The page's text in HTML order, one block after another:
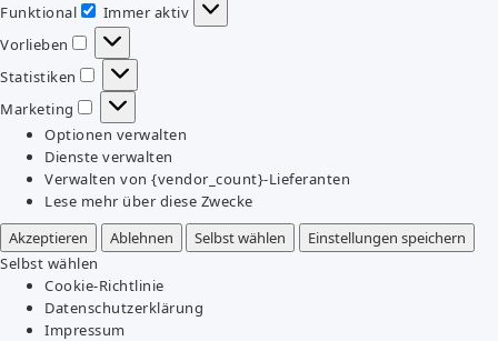
Funktional
Funktional
Immer aktiv
Vorlieben
Vorlieben
Statistiken
Statistiken
Marketing
Marketing
Optionen verwalten
Dienste verwalten
Verwalten von {vendor_count}-Lieferanten
Lese mehr über diese Zwecke
Akzeptieren
Ablehnen Selbst wählen
Einstellungen speichern
Selbst wählen
Cookie-Richtlinie
Datenschutzerklärung
Impressum